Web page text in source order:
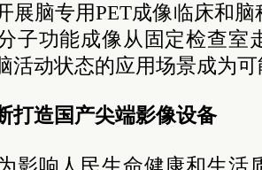
展脑专用PET成像临床和
子功能成像从固定检查室
活动状态的应用场景成为
打造国产尖端影像设备